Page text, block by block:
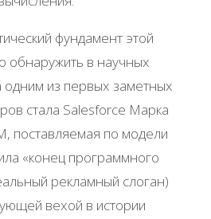
фундамент этой
обнаружить в научных
одним из первых заметных
стала Salesforce Марка
поставляемая по модели
«конец программного
рекламный слоган)
вехой в истории